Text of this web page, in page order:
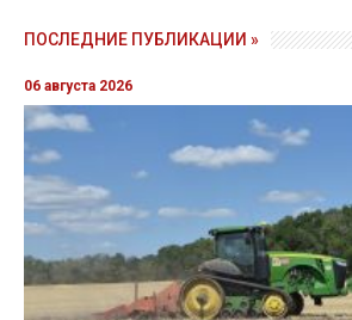
ПОСЛЕДНИЕ ПУБЛИКАЦИИ »
06 августа 2026